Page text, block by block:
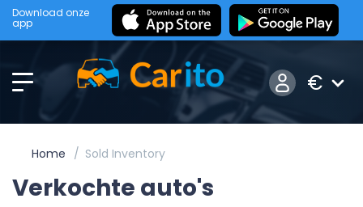
Download onze
app
€
Home Sold Inventory
Verkochte auto's